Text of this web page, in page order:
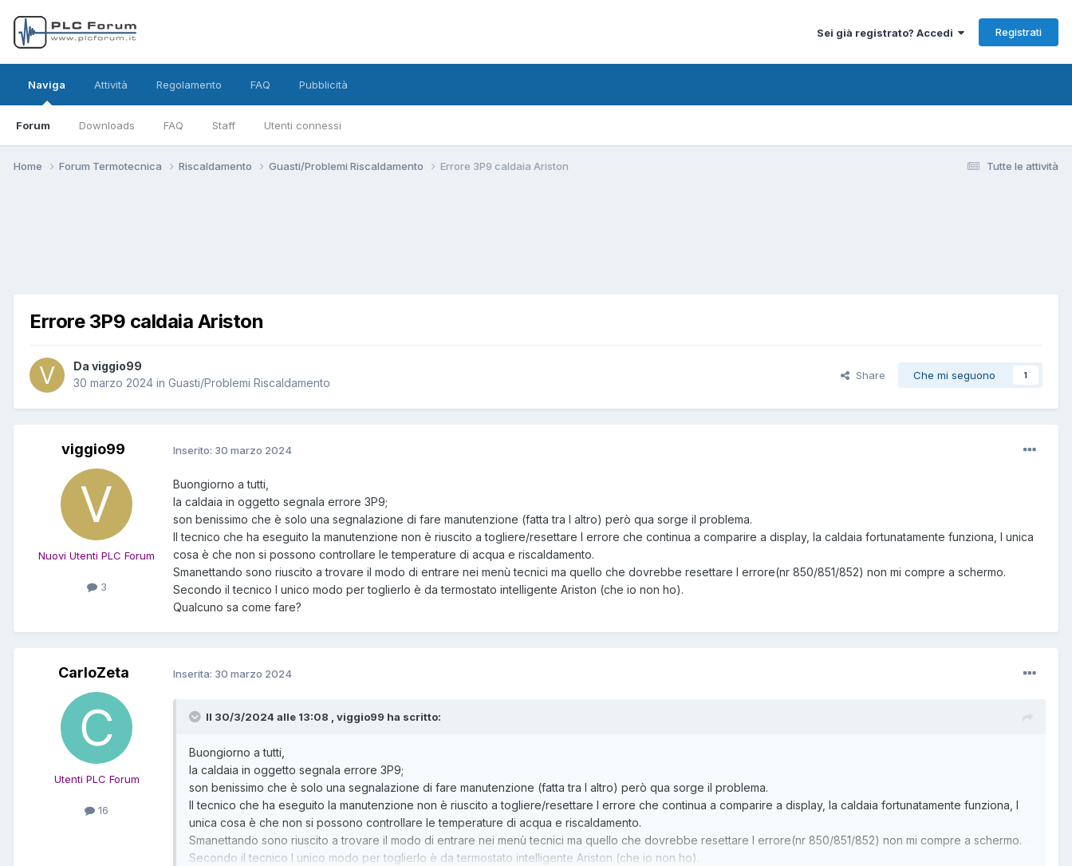
Sei già registrato? Accedi Registrati
Naviga
Forum Downloads FAQ Staff Utenti connessi
Attività Regolamento FAQ Pubblicità
Tutte le attività
Home Forum Termotecnica Riscaldamento Guasti/Problemi Riscaldamento Errore 3P9 caldaia Ariston
Errore 3P9 caldaia Ariston
Da viggio99
30 marzo 2024 in Guasti/Problemi Riscaldamento
Share Che mi seguono 1
viggio99
Nuovi Utenti PLC Forum
3
Inserito: 30 marzo 2024
Buongiorno a tutti,
la caldaia in oggetto segnala errore 3P9;
son benissimo che è solo una segnalazione di fare manutenzione (fatta tra l altro) però qua sorge il problema.
Il tecnico che ha eseguito la manutenzione non è riuscito a togliere/resettare l errore che continua a comparire a display, la caldaia fortunatamente funziona, l unica
cosa è che non si possono controllare le temperature di acqua e riscaldamento.
Smanettando sono riuscito a trovare il modo di entrare nei menù tecnici ma quello che dovrebbe resettare l errore(nr 850/851/852) non mi compre a schermo.
Secondo il tecnico l unico modo per toglierlo è da termostato intelligente Ariston (che io non ho).
Qualcuno sa come fare?
CarloZeta
Utenti PLC Forum
16
Inserita: 30 marzo 2024
Il 30/3/2024 alle 13:08 , viggio99 ha scritto:
Buongiorno a tutti,
la caldaia in oggetto segnala errore 3P9;
son benissimo che è solo una segnalazione di fare manutenzione (fatta tra l altro) però qua sorge il problema.
Il tecnico che ha eseguito la manutenzione non è riuscito a togliere/resettare l errore che continua a comparire a display, la caldaia fortunatamente funziona, l
unica cosa è che non si possono controllare le temperature di acqua e riscaldamento.
Smanettando sono riuscito a trovare il modo di entrare nei menù tecnici ma quello che dovrebbe resettare l errore(nr 850/851/852) non mi compre a schermo.
Secondo il tecnico l unico modo per toglierlo è da termostato intelligente Ariston (che io non ho).